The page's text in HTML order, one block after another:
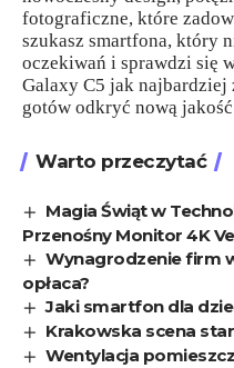
fotograficzne, które
szukasz smartfona, który
oczekiwań i sprawdzi się
Galaxy C5 jak najbardziej
gotów odkryć nową
Warto przeczytać
Magia Świąt w
Przenośny Monitor 4K
Wynagrodzenie firm
opłaca?
Jaki smartfon dla
Krakowska scena
Wentylacja